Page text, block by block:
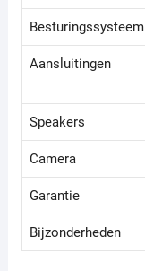
Besturingssysteem
Aansluitingen
Speakers
Camera
Garantie
Bijzonderheden